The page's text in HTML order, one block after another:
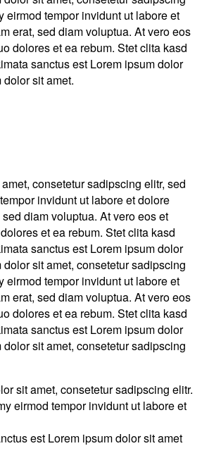
eirmod tempor invidunt ut labore et
erat, sed diam voluptua. At vero eos
dolores et ea rebum. Stet clita kasd
sanctus est Lorem ipsum dolor
sit amet.
consetetur sadipscing elitr, sed
invidunt ut labore et dolore
diam voluptua. At vero eos et
et ea rebum. Stet clita kasd
sanctus est Lorem ipsum dolor
sit amet, consetetur sadipscing
eirmod tempor invidunt ut labore et
erat, sed diam voluptua. At vero eos
dolores et ea rebum. Stet clita kasd
sanctus est Lorem ipsum dolor
sit amet, consetetur sadipscing
sit amet, consetetur sadipscing elitr.
eirmod tempor invidunt ut labore et
est Lorem ipsum dolor sit amet